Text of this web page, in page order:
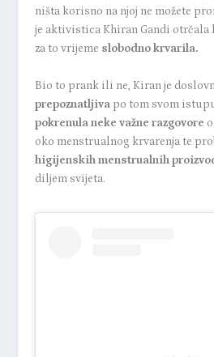
ništa korisno na njoj ne možete
je aktivistica Khiran Gandi otrčala
za to vrijeme slobodno krvarila.
Bio to prank ili ne, Kiran je
prepoznatljivapo tom svom
pokrenula neke važne razgovore
oko menstrualnog krvarenja te
higijenskih menstrualnih
diljem svijeta.